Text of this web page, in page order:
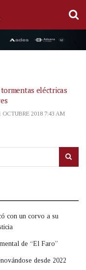
eléctricas
OCTUBRE 2018 7:43 AM
con un corvo a su
de “El Faro”
desde 2022